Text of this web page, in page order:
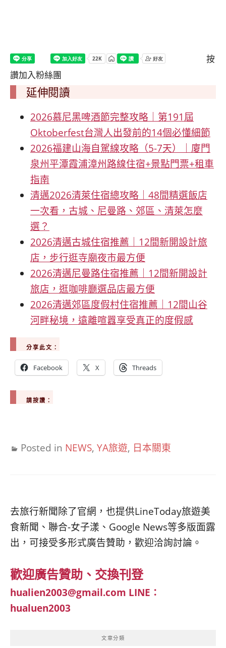
按
讚加入粉絲團
延伸閱讀
2026慕尼黑啤酒節完整攻略｜第191屆
Oktoberfest台灣人出發前的14個必懂細節
2026福建山海自駕線攻略（5-7天）｜廈門
泉州平潭霞浦漳州路線住宿+景點門票+租車
指南
清邁2026清萊住宿總攻略｜48間精選飯店
一次看，古城、尼曼路、郊區、清萊怎麼
選？
2026清邁古城住宿推薦｜12間新開設計旅
店，步行逛寺廟夜市最方便
2026清邁尼曼路住宿推薦｜12間新開設計
旅店，逛咖啡廳選品店最方便
2026清邁郊區度假村住宿推薦｜12間山谷
河畔秘境，遠離喧囂享受真正的度假感
分享此文：
Facebook X Threads
請按讚：
Posted in NEWS, YA旅遊, 日本關東
去旅行新聞除了官網，也提供LineToday旅遊美
食新聞、聯合-女子漾、Google News等多版面露
出，可接受多形式廣告贊助，歡迎洽詢討論。
歡迎廣告贊助、交換刊登
hualien2003@gmail.com LINE：
hualuen2003
文章分類